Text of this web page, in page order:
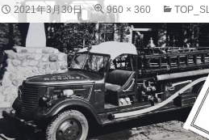
2021年3月30日 960 × 360